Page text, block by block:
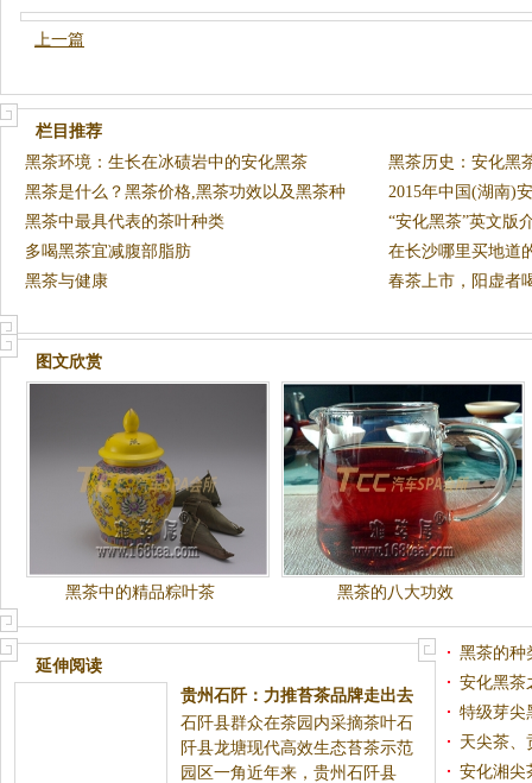
上一篇
栏目推荐
黑茶环境：生长在冰碛岩中的安化黑茶
黑茶历史：安化黑
黑茶是什么？黑茶价格,黑茶功效以及黑茶种
类之
2015年中国(湖南)
发
黑茶中最具代表的茶叶种类
“安化黑茶”英文版
多喝黑茶宜减腹部脂肪
在长沙哪里买地道
黑茶与健康
春茶上市，阳虚者
图文欣赏
黑茶中的精品粽叶茶 黑茶的八大功效
延伸阅读
贵州石阡：力推苔茶品牌走出去
促进产业大发展
石阡县群众在茶园内采摘茶叶石
阡县龙塘现代高效生态苔茶示范
园区一角近年来，贵州石阡县
黑茶的种
安化黑茶
特级芽尖
天尖茶、
安化湘尖